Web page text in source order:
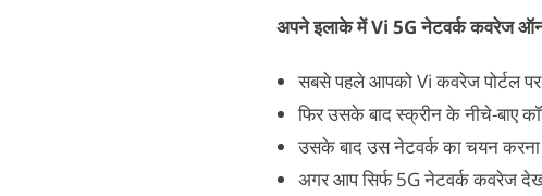
अपने इलाके में Vi 5G नेटवर्क कवरेज
सबसे पहले आपको Vi कवरेज पोर्टल पर
फिर उसके बाद स्क्रीन के नीचे-बाए
उसके बाद उस नेटवर्क का चयन
अगर आप सिर्फ 5G नेटवर्क कवरेज